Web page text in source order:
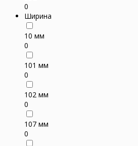
0
Ширина
10 мм
0
101 мм
0
102 мм
0
107 мм
0